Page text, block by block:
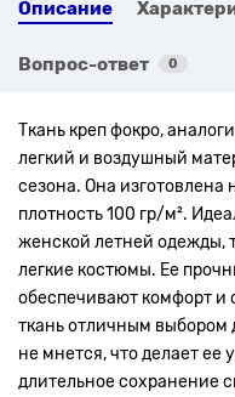
Описание
Вопрос-ответ 0
Ткань креп фокро,
легкий и воздушный
сезона. Она изготовлена
плотность 100 гр/м².
женской летней одежды,
легкие костюмы. Ее
обеспечивают комфорт и
ткань отличным выбором
не мнется, что делает ее
длительное сохранение